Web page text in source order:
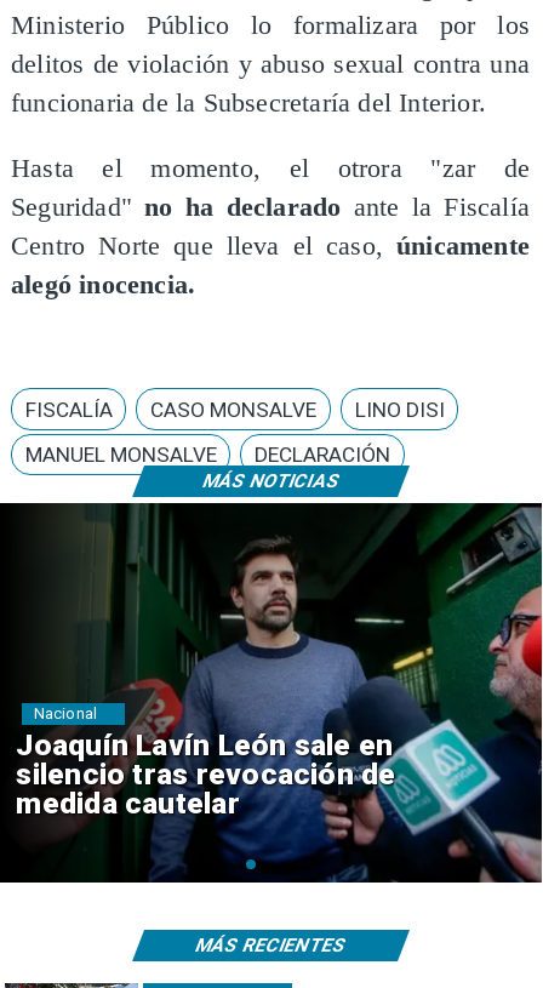
MÁS NOTICIAS
Ministerio Público lo formalizara por los
delitos de violación y abuso sexual contra una
funcionaria de la Subsecretaría del Interior.
​Hasta el momento, el otrora "zar de
Seguridad"no ha declarado ante la Fiscalía
Centro Norte que lleva el caso,únicamente
alegó inocencia.
FISCALÍA CASO MONSALVE
LINO DISI
MANUEL MONSALVE
DECLARACIÓN
Chile y Venezuela formalizan
reinicio de relaciones
consulares
Nacional
MÁS RECIENTES